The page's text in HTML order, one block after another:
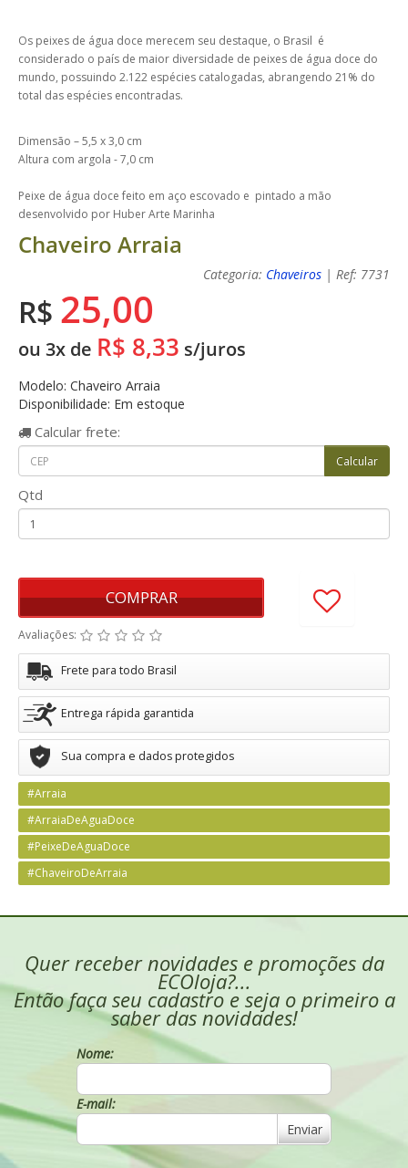
Os peixes de água doce merecem seu destaque, o Brasil é
considerado o país de maior diversidade de peixes de água doce do
mundo, possuindo 2.122 espécies catalogadas, abrangendo 21% do
total das espécies encontradas.
Dimensão – 5,5 x 3,0 cm
Altura com argola - 7,0 cm
Peixe de água doce feito em aço escovado e pintado a mão
desenvolvido por Huber Arte Marinha
Chaveiro Arraia
Categoria: Chaveiros | Ref: 7731
R$ 25,00
ou 3x de R$ 8,33 s/juros
Modelo: Chaveiro Arraia
Disponibilidade: Em estoque
Calcular frete:
Qtd
COMPRAR
Avaliações:
Frete para todo Brasil
Entrega rápida garantida
Sua compra e dados protegidos
#Arraia
#ArraiaDeAguaDoce
#PeixeDeAguaDoce
#ChaveiroDeArraia
Quer receber novidades e promoções da
ECOloja?...
Então faça seu cadastro e seja o primeiro a
saber das novidades!
Nome:
E-mail:
Enviar